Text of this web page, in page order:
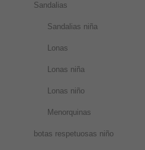
Sandalias
Sandalias niña
Lonas
Lonas niña
Lonas niño
Menorquinas
botas respetuosas niño